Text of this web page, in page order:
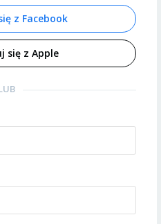
z Facebook
się z Apple